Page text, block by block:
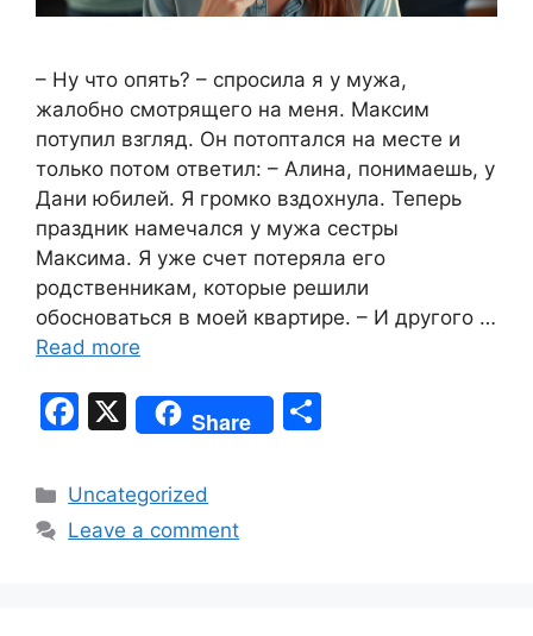
– Ну что опять? – спросила я у мужа,
жалобно смотрящего на меня. Максим
потупил взгляд. Он потоптался на месте и
только потом ответил: – Алина, понимаешь, у
Дани юбилей. Я громко вздохнула. Теперь
праздник намечался у мужа сестры
Максима. Я уже счет потеряла его
родственникам, которые решили
обосноваться в моей квартире. – И другого …
Read more
F
c
e
X Share
Categories
Uncategorized
Leave a comment